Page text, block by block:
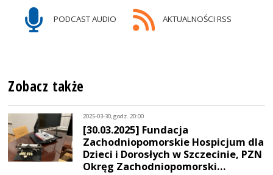
PODCAST AUDIO AKTUALNOŚCI RSS
Zobacz także
2025-03-30, godz. 20:00
[30.03.2025] Fundacja
Zachodniopomorskie Hospicjum dla
Dzieci i Dorosłych w Szczecinie, PZN
Okręg Zachodniopomorski…